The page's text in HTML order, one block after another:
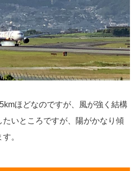
ほどなのですが、風が強く結構
いところですが、陽がかなり傾
。